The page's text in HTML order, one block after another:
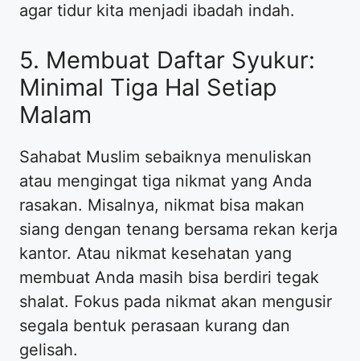
agar tidur kita menjadi ibadah indah.
5. Membuat Daftar Syukur:
Minimal Tiga Hal Setiap
Malam
Sahabat Muslim sebaiknya menuliskan
atau mengingat tiga nikmat yang Anda
rasakan. Misalnya, nikmat bisa makan
siang dengan tenang bersama rekan kerja
kantor. Atau nikmat kesehatan yang
membuat Anda masih bisa berdiri tegak
shalat. Fokus pada nikmat akan mengusir
segala bentuk perasaan kurang dan
gelisah.